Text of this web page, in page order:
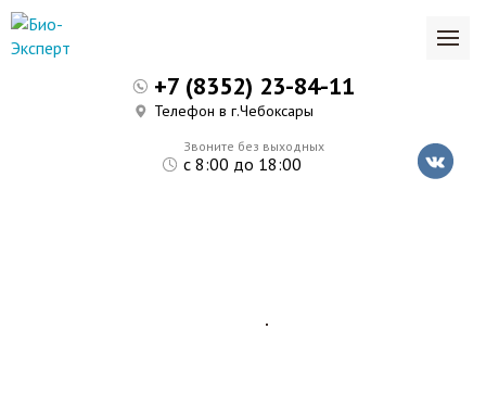
Звоните без выходных
с 8:00 до 18:00
+7 (8352) 23-84-11
Телефон в г.Чебоксары